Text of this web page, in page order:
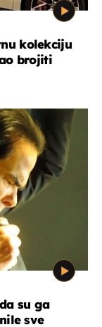
kolekciju
brojiti
su ga
sve